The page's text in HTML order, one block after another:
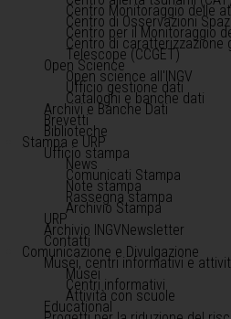
Centro Monitoraggio delle
Centro di Osservazioni
Centro per il Monitoraggio
Centro di caratterizzazione
Telescope (CCGET)
Open Science
Open science all'INGV
Ufficio gestione dati
Cataloghi e banche dati
Archivi e Banche Dati
Brevetti
Biblioteche
Stampa e URP
Ufficio stampa
News
Comunicati Stampa
Note stampa
Rassegna stampa
Archivio Stampa
URP
Archivio INGVNewsletter
Contatti
Comunicazione e Divulgazione
Musei, centri informativi e
Musei
Centri informativi
Attività con scuole
Educational